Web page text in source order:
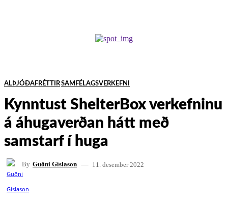
ALÞJÓÐAFRÉTTIRSAMFÉLAGSVERKEFNI
Kynntust ShelterBox verkefninu
á áhugaverðan hátt með
samstarf í huga
By Guðni Gíslason 11. desember 2022
FACEBOOK